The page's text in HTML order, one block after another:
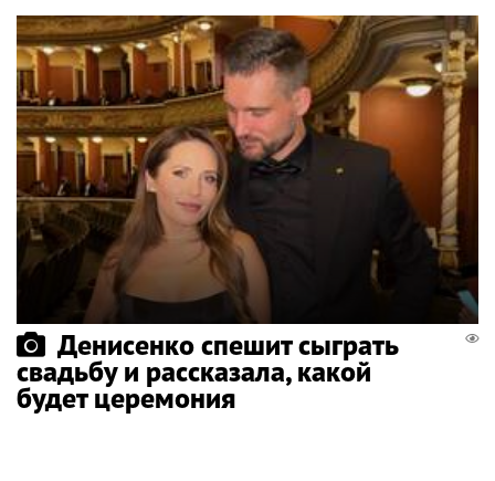
Денисенко спешит сыграть
свадьбу и рассказала, какой
будет церемония